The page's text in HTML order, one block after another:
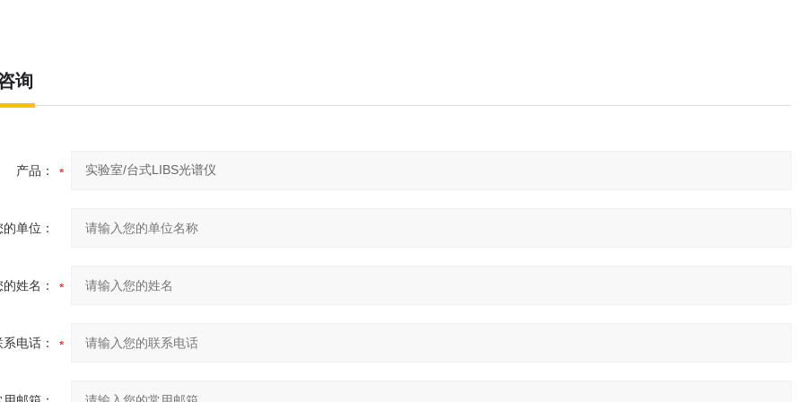
询
产品：
的单位：
的姓名：
系电话：